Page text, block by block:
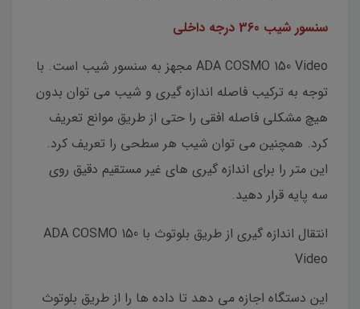
سنسور شیب 360 درجه داخلی
ADA COSMO 150 Video مجهز به سنسور شیب است. با
توجه به ترکیب فاصله اندازه گیری و شیب می توان بدون
هیچ مشکلی فاصله افقی را حتی از طریق موانع تعریف
کرد. همچنین می توان شیب هر سطحی را تعریف کرد.
این متر را برای اندازه گیری های غیر مستقیم دقیق روی
سه پایه قرار دهید.
انتقال اندازه گیری از طریق بلوتوث با ADA COSMO 150
Video
این دستگاه اجازه می دهد تا داده ها را از طریق بلوتوث